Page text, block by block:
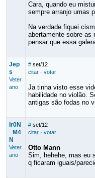
Cara, quando eu
sempre arranjo umas
Na verdade fiquei
abertamente sobre as
pensar que essa
Jep
s
Veter
ano
# set/12
citar· votar
Ja tinha visto esse
habilidade no violão.
antigas são fodas no
Ir0N
_M4
N
Veter
ano
# set/12
citar· votar
Otto Mann
Sim, hehehe, mas eu
q ficaram iguais/